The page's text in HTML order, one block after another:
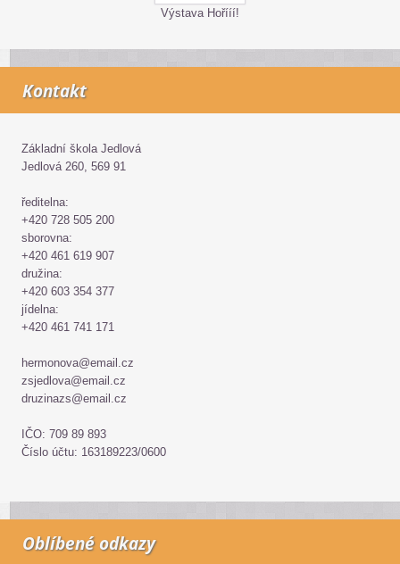
Výstava Hořííí!
Kontakt
Základní škola Jedlová
Jedlová 260, 569 91
ředitelna:
+420 728 505 200
sborovna:
+420 461 619 907
družina:
+420 603 354 377
jídelna:
+420 461 741 171
hermonova@email.cz
zsjedlova@email.cz
druzinazs@email.cz
IČO: 709 89 893
Číslo účtu: 163189223/0600
Oblíbené odkazy